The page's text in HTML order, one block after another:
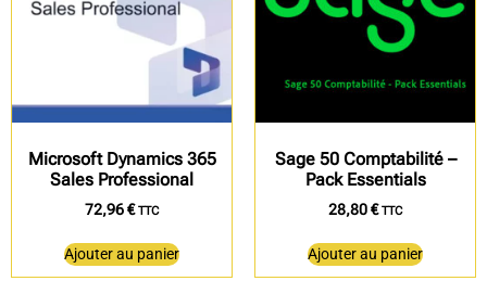
Microsoft Dynamics 365
Sales Professional
72,96€ TTC
Ajouter au panier
Sage 50 Comptabilité –
Pack Essentials
28,80€ TTC
Ajouter au panier